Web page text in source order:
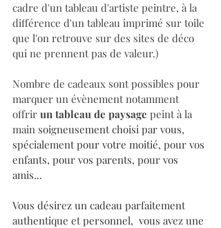
cadre d'un tableau d'artiste peintre, à la
différence d'un tableau imprimé sur toile
que l'on retrouve sur des sites de déco
qui ne prennent pas de valeur.)
Nombre de cadeaux sont possibles pour
marquer un évènement notamment
offrir un tableau de paysage peint à la
main soigneusement choisi par vous,
spécialement pour votre moitié, pour vos
enfants, pour vos parents, pour vos
amis...
Vous désirez un cadeau parfaitement
authentique et personnel,  vous avez une